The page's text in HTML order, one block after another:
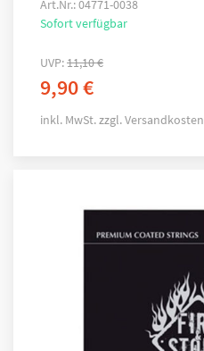
Art.Nr.: 04771-0038
Sofort verfügbar
UVP:11,10€
9,90€
inkl. MwSt.zzgl.Versandkosten